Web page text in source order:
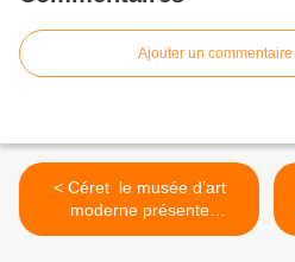
Ajouter un commentaire
< Céret le musée d’art
moderne présente
l’exposition “Constellations”